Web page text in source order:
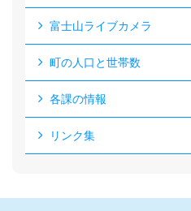
富士山ライブカメラ
町の人口と世帯数
各課の情報
リンク集